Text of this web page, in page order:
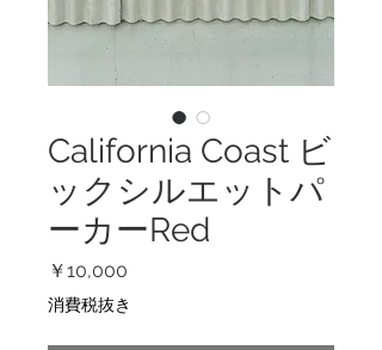
California Coast ビ
ックシルエットパ
ーカーRed
￥10,000
消費税抜き